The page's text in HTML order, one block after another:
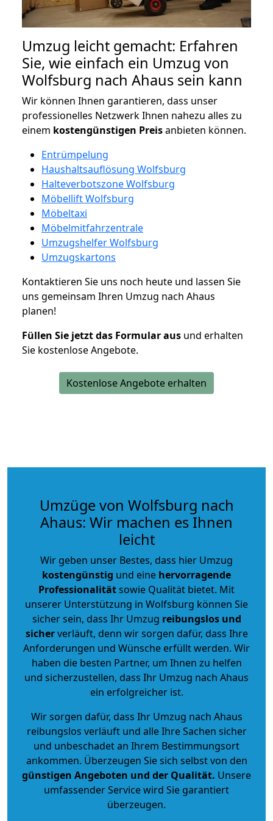
Umzug leicht gemacht: Erfahren
Sie, wie einfach ein Umzug von
Wolfsburg nach Ahaus sein kann
Wir können Ihnen garantieren, dass unser
professionelles Netzwerk Ihnen nahezu alles zu
einem kostengünstigen Preisanbieten können.
Entrümpelung
Haushaltsauflösung Wolfsburg
Halteverbotszone Wolfsburg
Möbellift Wolfsburg
Möbeltaxi
Möbelmitfahrzentrale
Umzugshelfer Wolfsburg
Umzugskartons
Kontaktieren Sie uns noch heute und lassen Sie
uns gemeinsam Ihren Umzug nach Ahaus
planen!
Füllen Sie jetzt das Formular aus und erhalten
Sie kostenlose Angebote.
Kostenlose Angebote erhalten
Umzüge von Wolfsburg nach
Ahaus: Wir machen es Ihnen
leicht
Wir geben unser Bestes, dass hier Umzug
kostengünstig und eine hervorragende
Professionalitätsowie Qualität bietet. Mit
unserer Unterstützung in Wolfsburg können Sie
sicher sein, dass Ihr Umzug reibungslos und
sicherverläuft, denn wir sorgen dafür, dass Ihre
Anforderungen und Wünsche erfüllt werden. Wir
haben die besten Partner, um Ihnen zu helfen
und sicherzustellen, dass Ihr Umzug nach Ahaus
ein erfolgreicher ist.
Wir sorgen dafür, dass Ihr Umzug nach Ahaus
reibungslos verläuft und alle Ihre Sachen sicher
und unbeschadet an Ihrem Bestimmungsort
ankommen. Überzeugen Sie sich selbst von den
günstigen Angeboten und der Qualität. Unsere
umfassender Service wird Sie garantiert
überzeugen.